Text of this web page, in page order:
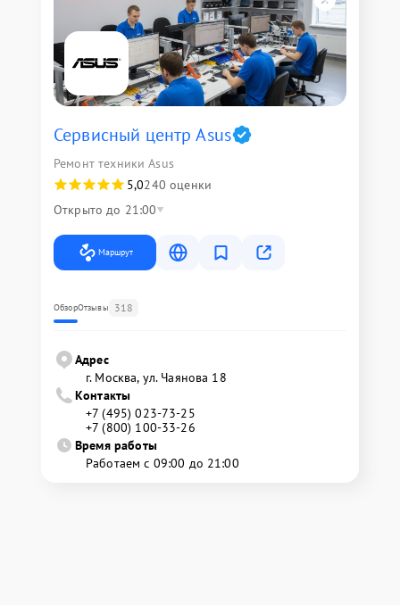
Сервисный центр Asus
Ремонт техники Asus
5,0240 оценки
Открыто до 21:00
Маршрут
ОбзорОтзывы 318
Адрес
г. Москва, ул. Чаянова 18
Контакты
+7 (495) 023-73-25
+7 (800) 100-33-26
Время работы
Работаем с 09:00 до 21:00